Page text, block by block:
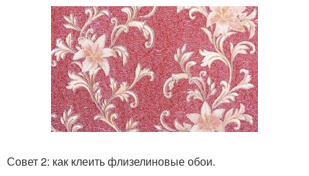
Совет 2: как клеить флизелиновые обои.